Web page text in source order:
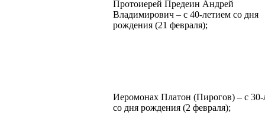
Протоиерей Предеин Андрей
Владимирович – с 40-летием со дня
рождения (21 февраля);
Иеромонах Платон (Пирогов) – с 30-
со дня рождения (2 февраля);